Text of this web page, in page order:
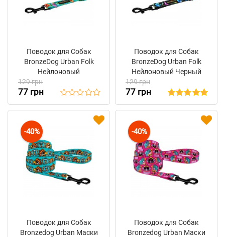
Поводок для Собак
BronzeDog Urban Folk
Нейлоновый
Ментоловый
129 грн
77 грн
Поводок для Собак
BronzeDog Urban Folk
Нейлоновый Черный
129 грн
77 грн
-40%
Поводок для Собак
Bronzedog Urban Маски
-40%
Поводок для Собак
Bronzedog Urban Маски